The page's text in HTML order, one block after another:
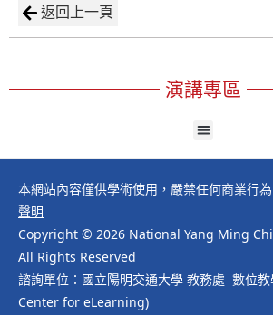
返回上一頁
演講專區
本網站內容僅供學術使用，嚴禁任何商業行為
聲明
Copyright © 2026 National Yang Ming
All Rights Reserved
諮詢單位：國立陽明交通大學 教務處 數位教
Center for eLearning)